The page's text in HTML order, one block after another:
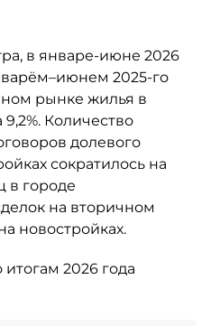
в январе-июне 2026
2025-го
рынке жилья в
9,2%. Количество
долевого
сократилось на
в городе
на вторичном
новостройках.
2026 года